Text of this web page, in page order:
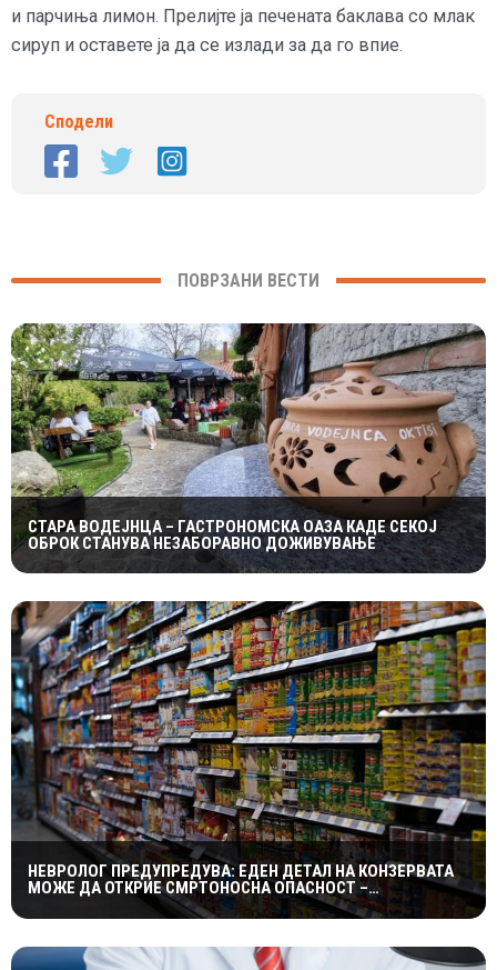
и парчиња лимон. Прелијте ја печената баклава со млак
сируп и оставете ја да се излади за да го впие.
Сподели
ПОВРЗАНИ ВЕСТИ
СТАРА ВОДЕЈНЦА – ГАСТРОНОМСКА ОАЗА КАДЕ СЕКОЈ
ОБРОК СТАНУВА НЕЗАБОРАВНО ДОЖИВУВАЊЕ
НЕВРОЛОГ ПРЕДУПРЕДУВА: ЕДЕН ДЕТАЛ НА КОНЗЕРВАТА
МОЖЕ ДА ОТКРИЕ СМРТОНОСНА ОПАСНОСТ –
СИМПТОМИТЕ СЕ ПОЈАВУВААТ ПРЕДОЦНА